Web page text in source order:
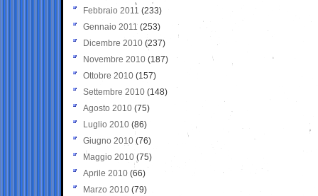
Febbraio 2011 (233)
Gennaio 2011 (253)
Dicembre 2010 (237)
Novembre 2010 (187)
Ottobre 2010 (157)
Settembre 2010 (148)
Agosto 2010 (75)
Luglio 2010 (86)
Giugno 2010 (76)
Maggio 2010 (75)
Aprile 2010 (66)
Marzo 2010 (79)